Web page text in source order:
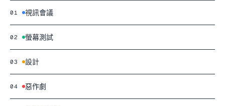
01 視訊會議
02 螢幕測試
03 設計
04 惡作劇